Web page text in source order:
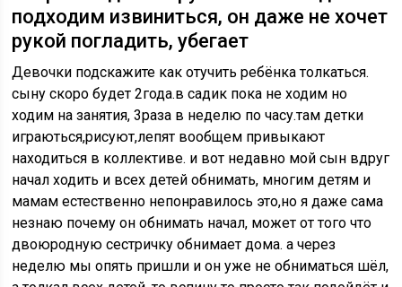
подходим извиниться, он даже не хочет
рукой погладить, убегает
Девочки подскажите как отучить ребёнка толкаться.
сыну скоро будет 2года.в садик пока не ходим но
ходим на занятия, 3раза в неделю по часу.там детки
играються,рисуют,лепят вообщем привыкают
находиться в коллективе. и вот недавно мой сын вдруг
начал ходить и всех детей обнимать, многим детям и
мамам естественно непонравилось это,но я даже сама
незнаю почему он обнимать начал, может от того что
двоюродную сестричку обнимает дома. а через
неделю мы опять пришли и он уже не обниматься шёл,